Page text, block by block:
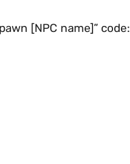
[NPC name]” code: